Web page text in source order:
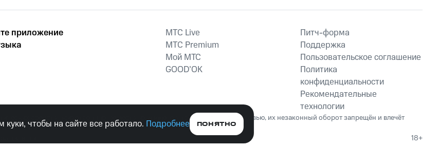
приложение
MTС Live
MTС Premium
Мой МТС
GOOD’OK
Питч-форма
Поддержка
Пользовательское соглашение
Политика
конфиденциальности
Рекомендательные
технологии
средств, психотропных веществ, их аналогов причиняет вред здоровью, их незаконный оборот запрещён и влечёт
ответственность.
18+
куки, чтобы на сайте все работало. Подробнее ПОНЯТНО